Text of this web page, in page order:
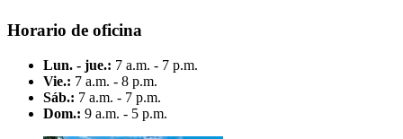
Horario de oficina
Lun. - jue.: 7 a.m. - 7 p.m.
Vie.: 7 a.m. - 8 p.m.
Sáb.: 7 a.m. - 7 p.m.
Dom.: 9 a.m. - 5 p.m.